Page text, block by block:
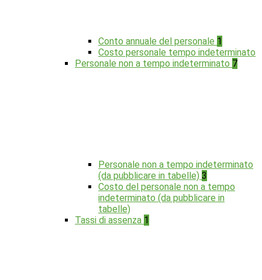
Conto annuale del personale 1
Costo personale tempo indeterminato
Personale non a tempo indeterminato 7
Personale non a tempo indeterminato
(da pubblicare in tabelle) 3
Costo del personale non a tempo
indeterminato (da pubblicare in
tabelle)
Tassi di assenza 1